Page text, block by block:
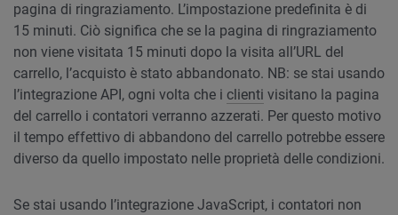
pagina di ringraziamento. L’impostazione predefinita è di
15 minuti. Ciò significa che se la pagina di ringraziamento
non viene visitata 15 minuti dopo la visita all’URL del
carrello, l’acquisto è stato abbandonato. NB: se stai usando
l’integrazione API, ogni volta che i clienti visitano la pagina
del carrello i contatori verranno azzerati. Per questo motivo
il tempo effettivo di abbandono del carrello potrebbe essere
diverso da quello impostato nelle proprietà delle condizioni.
Se stai usando l’integrazione JavaScript, i contatori non